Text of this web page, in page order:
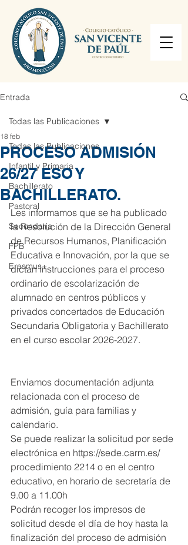
Entrada
Todas las Publicaciones
Infantil y Primaria
Bachillerato
Pastoral
Secundaria
FPB
Erasmus+
Todas las Publicaciones
PROCESO ADMISIÓN
26/27 ESO Y
BACHILLERATO.
18 feb
Les informamos que se ha publicado
la Resolución de la Dirección General
de Recursos Humanos, Planificación
Educativa e Innovación, por la que se
dictan instrucciones para el proceso
ordinario de escolarización de
alumnado en centros públicos y
privados concertados de Educación
Secundaria Obligatoria y Bachillerato
en el curso escolar 2026-2027.
Enviamos documentación adjunta
relacionada con el proceso de
admisión, guía para familias y
calendario.
Se puede realizar la solicitud por sede
electrónica en https://sede.carm.es/
procedimiento 2214 o en el centro
educativo, en horario de secretaría de
9.00 a 11.00h
Podrán recoger los impresos de
solicitud desde el día de hoy hasta la
finalización del proceso de admisión